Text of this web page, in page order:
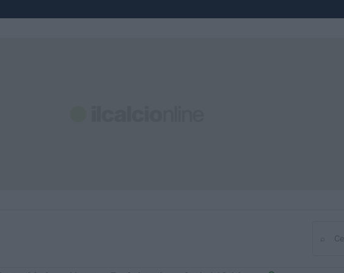
Cerca